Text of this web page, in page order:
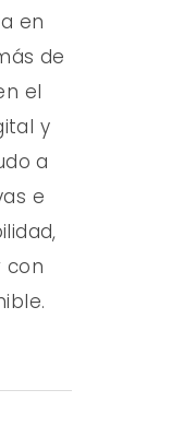
en
de
el
y
a
e
con